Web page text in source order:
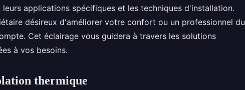
applications spécifiques et les techniques d'installation.
désireux d'améliorer votre confort ou un professionnel du
Cet éclairage vous guidera à travers les solutions
à vos besoins.
thermique